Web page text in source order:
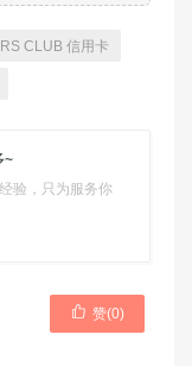
CLUB 信用卡
~
验，只为服务你
 赞(0)